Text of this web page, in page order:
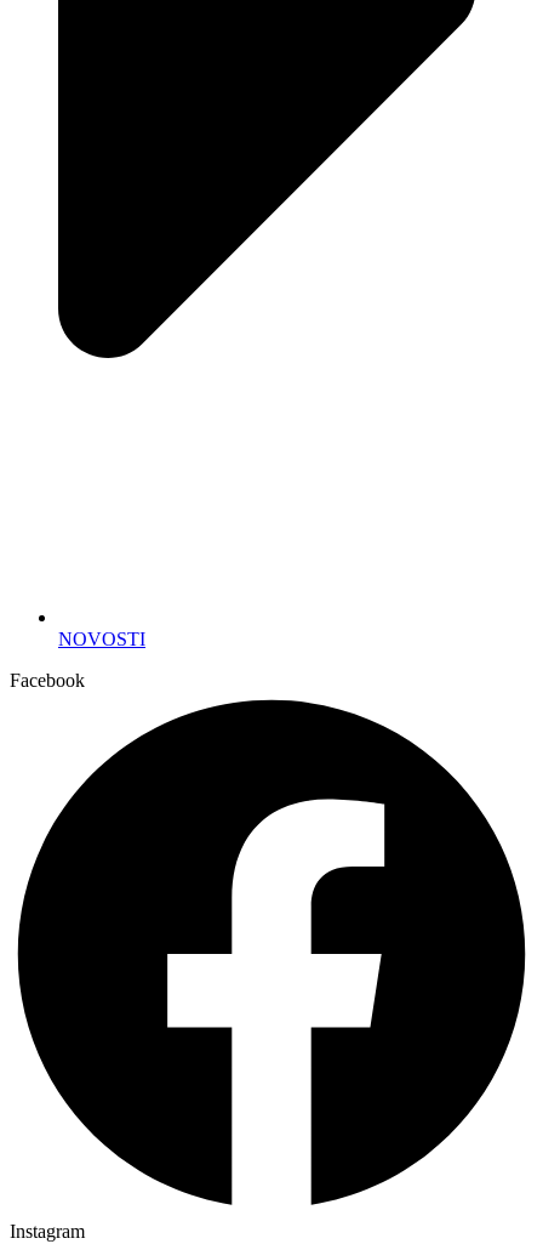
NOVOSTI
Facebook
Instagram